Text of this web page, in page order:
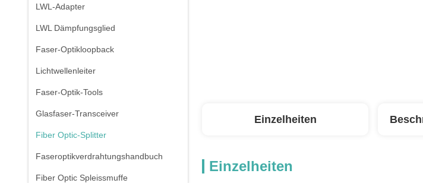
LWL-Adapter
LWL Dämpfungsglied
Faser-Optikloopback
Lichtwellenleiter
Faser-Optik-Tools
Glasfaser-Transceiver
Fiber Optic-Splitter
Faseroptikverdrahtungshandbuch
Fiber Optic Spleissmuffe
Einzelheiten
Einzelheiten